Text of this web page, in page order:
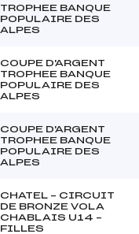
TROPHEE BANQUE
POPULAIRE DES
ALPES
COUPE D'ARGENT
TROPHEE BANQUE
POPULAIRE DES
ALPES
COUPE D'ARGENT
TROPHEE BANQUE
POPULAIRE DES
ALPES
CHATEL – CIRCUIT
DE BRONZE VOLA
CHABLAIS U14 –
FILLES